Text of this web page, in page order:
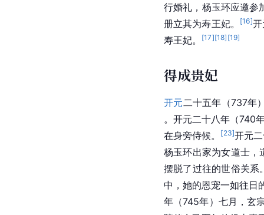
行婚礼，杨玉环应邀参
册立其为寿王妃。
[16]
寿王妃。
[17][18] [19]
得成贵妃
开元二十五年（737年
。开元二十八年（740
在身旁侍候。
[23]开元
杨玉环出家为女道士，
摆脱了过往的世俗关系
中，她的恩宠一如往日
年（745年）七月，玄